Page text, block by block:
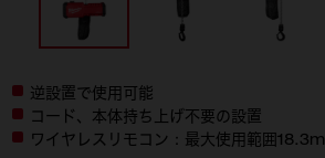
逆設置で使用可能​
コード、本体持ち上げ不要の設置​
ワイヤレスリモコン：最大使用範囲18.3m​